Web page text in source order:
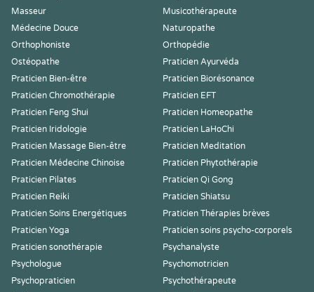
Masseur
Musicothérapeute
Médecine Douce
Naturopathe
Orthophoniste
Orthopédie
Ostéopathe
Praticien Ayurvéda
Praticien Bien-être
Praticien Biorésonance
Praticien Chromothérapie
Praticien EFT
Praticien Feng Shui
Praticien Homeopathe
Praticien Iridologie
Praticien LaHoChi
Praticien Massage Bien-être
Praticien Meditation
Praticien Médecine Chinoise
Praticien Phytothérapie
Praticien Pilates
Praticien Qi Gong
Praticien Reiki
Praticien Shiatsu
Praticien Soins Energétiques
Praticien Thérapies brèves
Praticien Yoga
Praticien soins psycho-corporels
Praticien sonothérapie
Psychanalyste
Psychologue
Psychomotricien
Psychopraticien
Psychothérapeute